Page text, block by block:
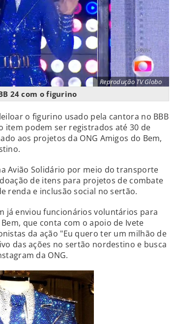
Reprodução TV Globo
24 com o figurino
o figurino usado pela cantora no BBB
item podem ser registrados até 30 de
aos projetos da ONG Amigos do Bem,
Avião Solidário por meio do transporte
de itens para projetos de combate
renda e inclusão social no sertão.
já enviou funcionários voluntários para
que conta com o apoio de Ivete
da ação "Eu quero ter um milhão de
das ações no sertão nordestino e busca
da ONG.